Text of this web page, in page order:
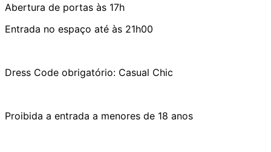
Abertura de portas às 17h
Entrada no espaço até às 21h00
Dress Code obrigatório: Casual Chic
Proibida a entrada a menores de 18 anos